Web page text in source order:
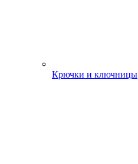
Крючки и ключницы